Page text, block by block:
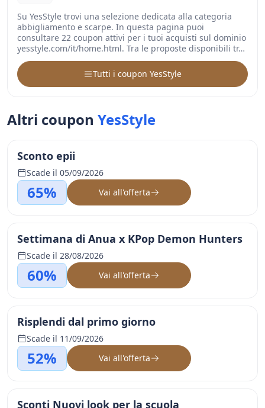
Su YesStyle trovi una selezione dedicata alla categoria
abbigliamento e scarpe. In questa pagina puoi
consultare 22 coupon attivi per i tuoi acquisti sul dominio
yesstyle.com/it/home.html. Tra le proposte disponibili tr…
Tutti i coupon YesStyle
Altri coupon YesStyle
Sconto epii
Scade il 05/09/2026
65% Vai all'offerta
Settimana di Anua x KPop Demon Hunters
Scade il 28/08/2026
60% Vai all'offerta
Risplendi dal primo giorno
Scade il 11/09/2026
52% Vai all'offerta
Sconti Nuovi look per la scuola